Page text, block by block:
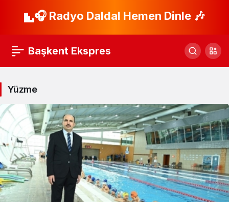
🎧 Radyo Daldal Hemen Dinle 🎶
Başkent Ekspres
Yüzme